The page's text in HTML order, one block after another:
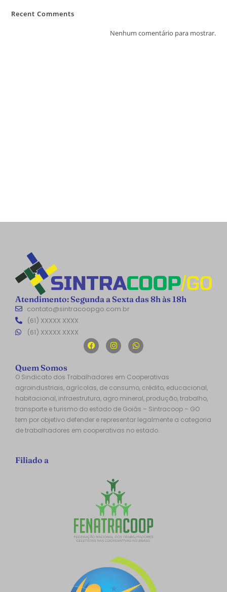
Recent Comments
Nenhum comentário para mostrar.
Atendimento: Segunda a Sexta das 8h às 18h
contato@sintracoopgo.com.br
(61) XXXXX XXXX
(61) XXXXX XXXX
Quem Somos
O Sindicato dos Trabalhadores em Cooperativas
agroindustriais, agrícolas, de consumo, crédito, educacional,
habitacional, infraestrutura, agro mineral, produção, trabalho,
transporte e turismo do estado de Goiás – Sintracoop – GO
tem por objetivo defender e representar legalmente a categoria
de trabalhadores em cooperativas no estado.
Filiado a